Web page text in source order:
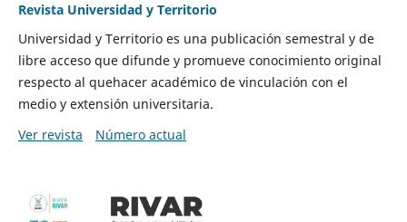
Revista Universidad y Territorio
Universidad y Territorio es una publicación semestral y de
libre acceso que difunde y promueve conocimiento original
respecto al quehacer académico de vinculación con el
medio y extensión universitaria.
Ver revista
Número actual